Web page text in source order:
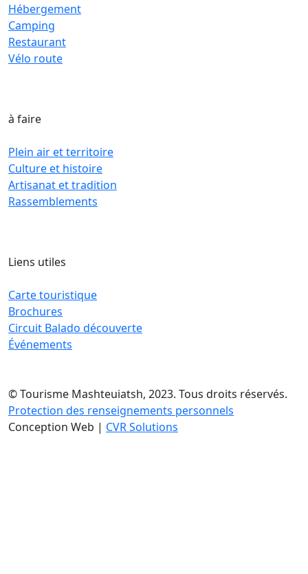
Hébergement
Camping
Restaurant
Vélo route
à faire
Plein air et territoire
Culture et histoire
Artisanat et tradition
Rassemblements
Liens utiles
Carte touristique
Brochures
Circuit Balado découverte
Événements
© Tourisme Mashteuiatsh, 2023. Tous droits réservés.
Protection des renseignements personnels
Conception Web | CVR Solutions